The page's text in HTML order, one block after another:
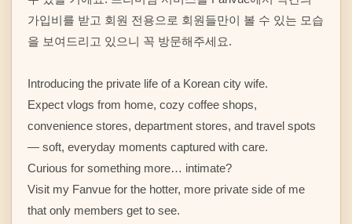
가입비를 받고 회원 전용으로 회원들만이 볼 수 있는 모습
을 보여드리고 있으니 꼭 방문해주세요.
Introducing the private life of a Korean city wife.
Expect vlogs from home, cozy coffee shops,
convenience stores, department stores, and travel spots
— soft, everyday moments captured with care.
Curious for something more… intimate?
Visit my Fanvue for the hotter, more private side of me
that only members get to see.